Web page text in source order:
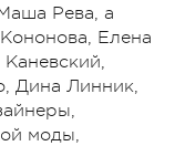
Рева, а
Елена
Дина Линник,
моды,